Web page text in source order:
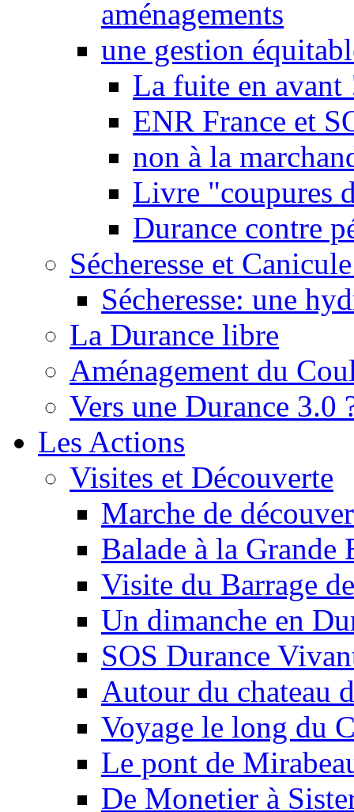
aménagements
une gestion
La fuite en avant
ENR France et
non à la
Livre "coupures
Durance contre
Sécheresse et
Sécheresse: une
La Durance libre
Aménagement du
Vers une Durance 3.0
Les Actions
Visites et Découverte
Marche de
Balade à la Grande
Visite du Barrage
Un dimanche en
SOS Durance
Autour du chateau
Voyage le long du
Le pont de
De Monetier à